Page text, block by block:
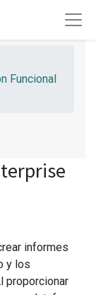
Funcional
informes
y los
proporcionar